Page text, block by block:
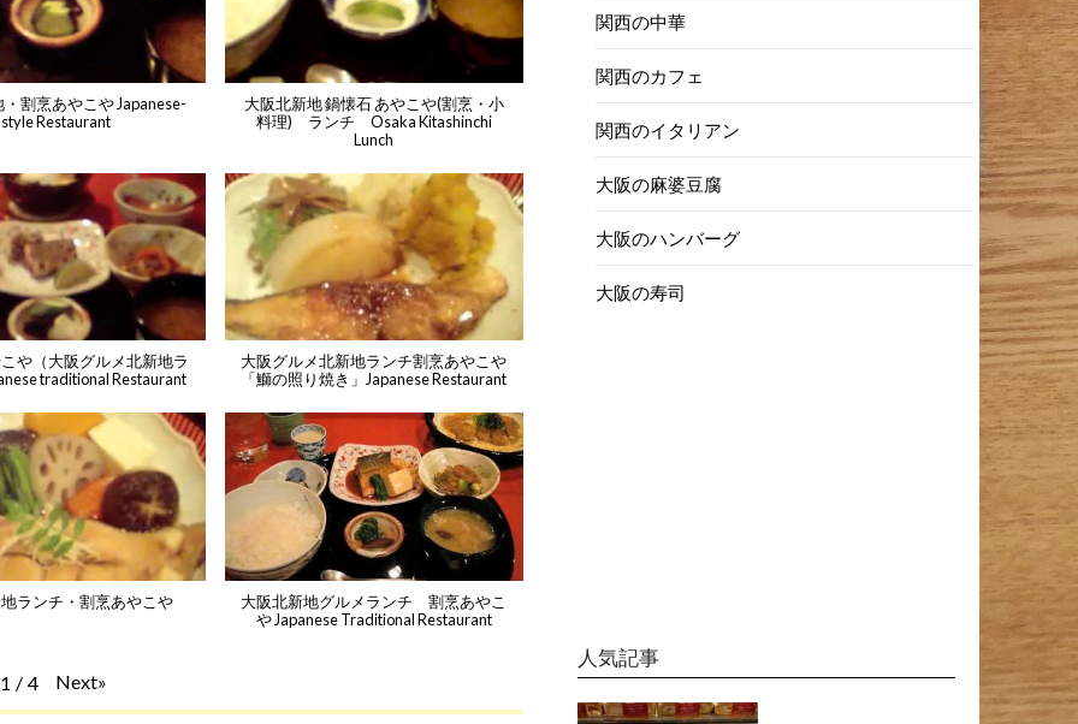
割烹あやこや Japanese-
style Restaurant
大阪北新地 鍋懐石 あやこや(割烹・小
料理) ランチ Osaka Kitashinchi
Lunch
や（大阪グルメ北新地ラ
traditional Restaurant
大阪グルメ北新地ランチ割烹あやこや
「鰤の照り焼き」Japanese Restaurant
ランチ・割烹あやこや
大阪北新地グルメランチ 割烹あやこ
や Japanese Traditional Restaurant
1 / 4 Next»
関西の中華
関西のカフェ
関西のイタリアン
大阪の麻婆豆腐
大阪のハンバーグ
大阪の寿司
人気記事